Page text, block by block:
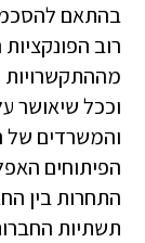
בהתאם
רוב
וככל שיאושר
הפיתוחים